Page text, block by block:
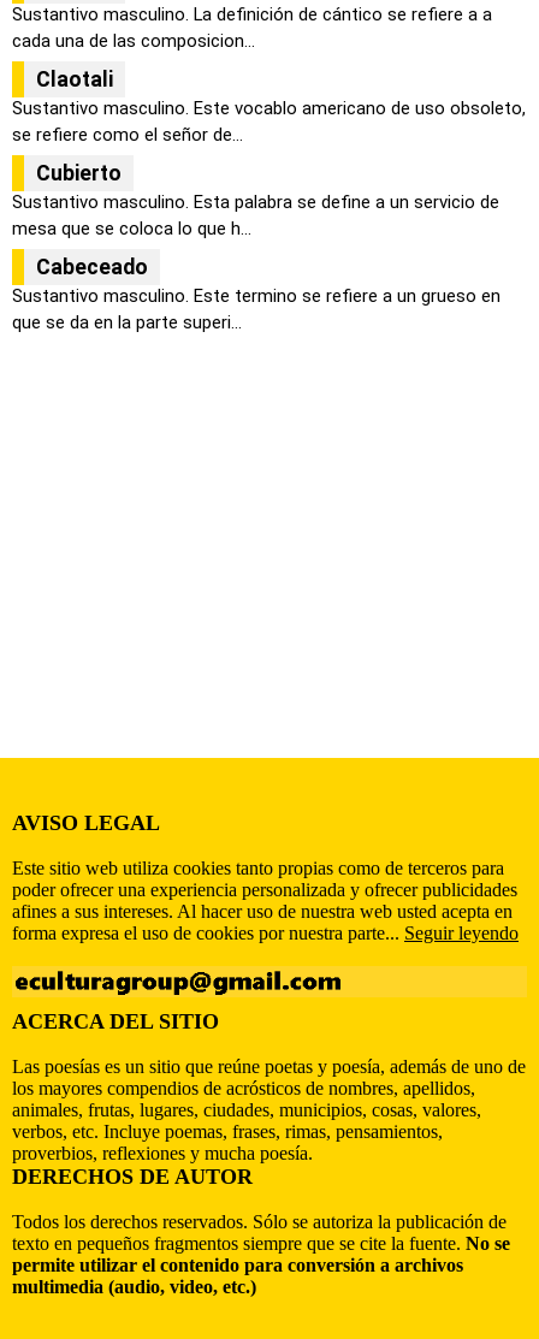
Sustantivo masculino. La definición de cántico se refiere a a
cada una de las composicion...
Claotali
Sustantivo masculino. Este vocablo americano de uso obsoleto,
se refiere como el señor de...
Cubierto
Sustantivo masculino. Esta palabra se define a un servicio de
mesa que se coloca lo que h...
Cabeceado
Sustantivo masculino. Este termino se refiere a un grueso en
que se da en la parte superi...
AVISO LEGAL
Este sitio web utiliza cookies tanto propias como de terceros para
poder ofrecer una experiencia personalizada y ofrecer publicidades
afines a sus intereses. Al hacer uso de nuestra web usted acepta en
forma expresa el uso de cookies por nuestra parte... Seguir leyendo
ACERCA DEL SITIO
Las poesías es un sitio que reúne poetas y poesía, además de uno de
los mayores compendios de acrósticos de nombres, apellidos,
animales, frutas, lugares, ciudades, municipios, cosas, valores,
verbos, etc. Incluye poemas, frases, rimas, pensamientos,
proverbios, reflexiones y mucha poesía.
DERECHOS DE AUTOR
Todos los derechos reservados. Sólo se autoriza la publicación de
texto en pequeños fragmentos siempre que se cite la fuente. No se
permite utilizar el contenido para conversión a archivos
multimedia (audio, video, etc.)